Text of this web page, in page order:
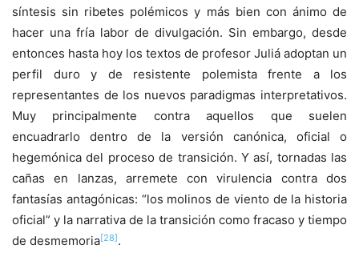
síntesis sin ribetes polémicos y más bien con ánimo de
hacer una fría labor de divulgación. Sin embargo, desde
entonces hasta hoy los textos de profesor Juliá adoptan un
perfil duro y de resistente polemista frente a los
representantes de los nuevos paradigmas interpretativos.
Muy principalmente contra aquellos que suelen
encuadrarlo dentro de la versión canónica, oficial o
hegemónica del proceso de transición. Y así, tornadas las
cañas en lanzas, arremete con virulencia contra dos
fantasías antagónicas: “los molinos de viento de la historia
oficial” y la narrativa de la transición como fracaso y tiempo
de desmemoria[28].